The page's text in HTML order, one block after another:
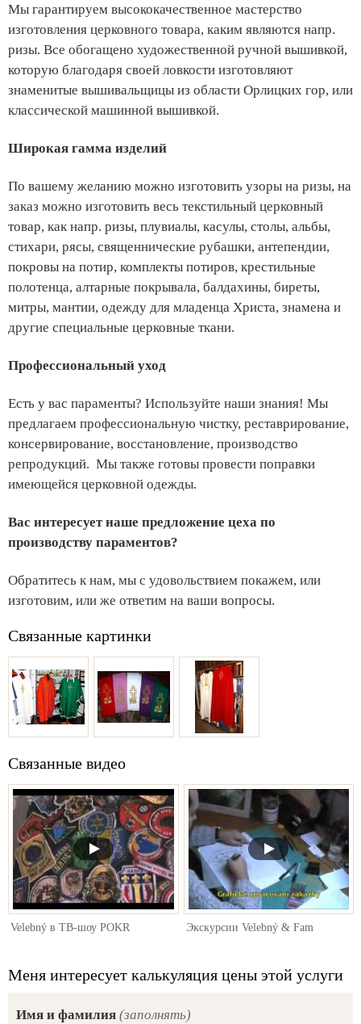
Мы гарантируем высококачественное мастерство
изготовления церковного товара, каким являются напр.
ризы. Все обогащено художественной ручной вышивкой,
которую благодаря своей ловкости изготовляют
знаменитые вышивальщицы из области Орлицких гор, или
классической машинной вышивкой.
Широкая гамма изделий
По вашему желанию можно изготовить узоры на ризы, на
заказ можно изготовить весь текстильный церковный
товар, как напр. ризы, плувиалы, касулы, столы, альбы,
стихари, рясы, священнические рубашки, антепендии,
покровы на потир, комплекты потиров, крестильные
полотенца, алтарные покрывала, балдахины, биреты,
митры, мантии, одежду для младенца Христа, знамена и
другие специальные церковные ткани.
Профессиональный уход
Есть у вас параменты? Используйте наши знания! Мы
предлагаем профессиональную чистку, реставрирование,
консервирование, восстановление, производство
репродукций. Мы также готовы провести поправки
имеющейся церковной одежды.
Вас интересует наше предложение цеха по
производству параментов?
Обратитесь к нам, мы с удовольствием покажем, или
изготовим, или же ответим на ваши вопросы.
Связанные картинки
Связанные видео
Velebný в ТВ-шоу POKR Экскурсии Velebný & Fam
Меня интересует калькуляция цены этой услуги
Имя и фамилия (заполнять)